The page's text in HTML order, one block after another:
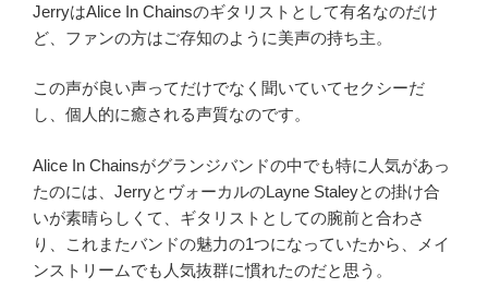
JerryはAlice In Chainsのギタリストとして有名なのだけ
ど、ファンの方はご存知のように美声の持ち主。
この声が良い声ってだけでなく聞いていてセクシーだ
し、個人的に癒される声質なのです。
Alice In Chainsがグランジバンドの中でも特に人気があっ
たのには、JerryとヴォーカルのLayne Staleyとの掛け合
いが素晴らしくて、ギタリストとしての腕前と合わさ
り、これまたバンドの魅力の1つになっていたから、メイ
ンストリームでも人気抜群に慣れたのだと思う。